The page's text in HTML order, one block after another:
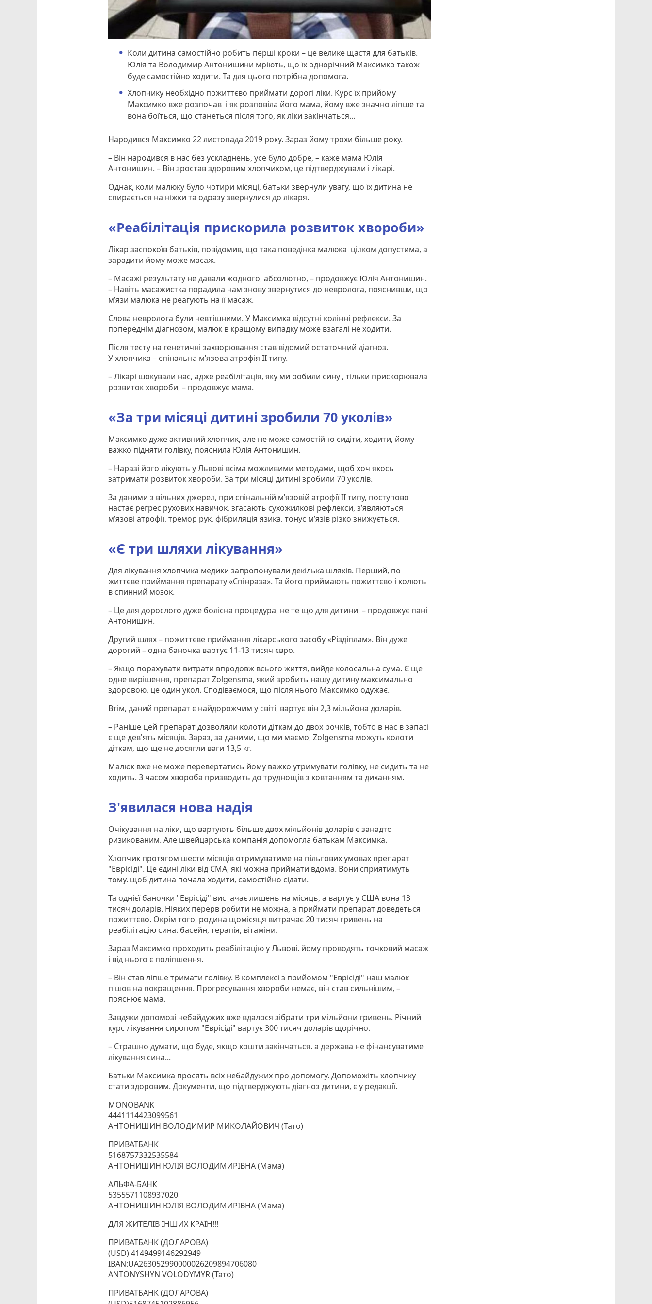
Коли дитина самостійно робить перші кроки – це велике щастя для батьків.
Юлія та Володимир Антонишини мріють, що їх однорічний Максимко також
буде самостійно ходити. Та для цього потрібна допомога.
Хлопчику необхідно пожиттєво приймати дорогі ліки. Курс їх прийому
Максимко вже розпочав і як розповіла його мама, йому вже значно ліпше та
вона боїться, що станеться після того, як ліки закінчаться...
Народився Максимко 22 листопада 2019 року. Зараз йому трохи більше року.
– Він народився в нас без ускладнень, усе було добре, – каже мама Юлія
Антонишин. – Він зростав здоровим хлопчиком, це підтверджували і лікарі.
Однак, коли малюку було чотири місяці, батьки звернули увагу, що їх дитина не
спирається на ніжки та одразу звернулися до лікаря.
«Реабілітація прискорила розвиток хвороби»
Лікар заспокоїв батьків, повідомив, що така поведінка малюка цілком допустима, а
зарадити йому може масаж.
– Масажі результату не давали жодного, абсолютно, – продовжує Юлія Антонишин.
– Навіть масажистка порадила нам знову звернутися до невролога, пояснивши, що
м’язи малюка не реагують на її масаж.
Слова невролога були невтішними. У Максимка відсутні колінні рефлекси. За
попереднім діагнозом, малюк в кращому випадку може взагалі не ходити.
Після тесту на генетичні захворювання став відомий остаточний діагноз.
У хлопчика – спінальна м’язова атрофія ІІ типу.
– Лікарі шокували нас, адже реабілітація, яку ми робили сину , тільки прискорювала
розвиток хвороби, – продовжує мама.
«За три місяці дитині зробили 70 уколів»
Максимко дуже активний хлопчик, але не може самостійно сидіти, ходити, йому
важко підняти голівку, пояснила Юлія Антонишин.
– Наразі його лікують у Львові всіма можливими методами, щоб хоч якось
затримати розвиток хвороби. За три місяці дитині зробили 70 уколів.
За даними з вільних джерел, при спінальній м’язовій атрофії ІІ типу, поступово
настає регрес рухових навичок, згасають сухожилкові рефлекси, з’являються
м’язові атрофії, тремор рук, фібриляція язика, тонус м’язів різко знижується.
«Є три шляхи лікування»
Для лікування хлопчика медики запропонували декілька шляхів. Перший, по
життєве приймання препарату «Спінраза». Та його приймають пожиттєво і колють
в спинний мозок.
– Це для дорослого дуже болісна процедура, не те що для дитини, – продовжує пані
Антонишин.
Другий шлях – пожиттєве приймання лікарського засобу «Різдіплам». Він дуже
дорогий – одна баночка вартує 11-13 тисяч євро.
– Якщо порахувати витрати впродовж всього життя, вийде колосальна сума. Є ще
одне вирішення, препарат Zolgensma, який зробить нашу дитину максимально
здоровою, це один укол. Сподіваємося, що після нього Максимко одужає.
Втім, даний препарат є найдорожчим у світі, вартує він 2,3 мільйона доларів.
– Раніше цей препарат дозволяли колоти діткам до двох рочків, тобто в нас в запасі
є ще дев'ять місяців. Зараз, за даними, що ми маємо, Zolgensma можуть колоти
діткам, що ще не досягли ваги 13,5 кг.
Малюк вже не може перевертатись йому важко утримувати голівку, не сидить та не
ходить. З часом хвороба призводить до труднощів з ковтанням та диханням.
З'явилася нова надія
Очікування на ліки, що вартують більше двох мільйонів доларів є занадто
ризикованим. Але швейцарська компанія допомогла батькам Максимка.
Хлопчик протягом шести місяців отримуватиме на пільгових умовах препарат
"Еврісіді". Це єдині ліки від СМА, які можна приймати вдома. Вони сприятимуть
тому. щоб дитина почала ходити, самостійно сідати.
Та однієї баночки "Еврісіді" вистачає лишень на місяць, а вартує у США вона 13
тисяч доларів. Ніяких перерв робити не можна, а приймати препарат доведеться
пожиттєво. Окрім того, родина щомісяця витрачає 20 тисяч гривень на
реабілітацію сина: басейн, терапія, вітаміни.
Зараз Максимко проходить реабілітацію у Львові. йому проводять точковий масаж
і від нього є поліпшення.
– Він став ліпше тримати голівку. В комплексі з прийомом "Еврісіді" наш малюк
пішов на покращення. Прогресування хвороби немає, він став сильнішим, –
пояснює мама.
Завдяки допомозі небайдужих вже вдалося зібрати три мільйони гривень. Річний
курс лікування сиропом "Еврісіді" вартує 300 тисяч доларів щорічно.
– Страшно думати, що буде, якщо кошти закінчаться. а держава не фінансуватиме
лікування сина...
Батьки Максимка просять всіх небайдужих про допомогу. Допоможіть хлопчику
стати здоровим. Документи, що підтверджують діагноз дитини, є у редакції.
MONOBANK
4441114423099561
АНТОНИШИН ВОЛОДИМИР МИКОЛАЙОВИЧ (Тато)
ПРИВАТБАНК
5168757332535584
АНТОНИШИН ЮЛІЯ ВОЛОДИМИРІВНА (Мама)
АЛЬФА-БАНК
5355571108937020
АНТОНИШИН ЮЛІЯ ВОЛОДИМИРІВНА (Мама)
ДЛЯ ЖИТЕЛІВ ІНШИХ КРАЇН!!!
ПРИВАТБАНК (ДОЛАРОВА)
(USD) 4149499146292949
IBAN:UA263052990000026209894706080
ANTONYSHYN VOLODYMYR (Тато)
ПРИВАТБАНК (ДОЛАРОВА)